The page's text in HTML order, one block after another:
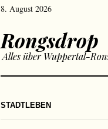
8. August 2026
Rongsdrop
Alles über Wuppertal-
STADTLEBEN